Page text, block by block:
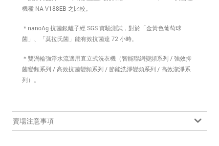
機種 NA-V188EB 之比較。
＊nanoAg 抗菌銀離子經 SGS 實驗測試，對於「金黃色葡萄球
菌」、「莫拉氏菌」能有效抗菌達 72 小時。
＊雙渦輪強淨水流適用直立式洗衣機（智能聯網變頻系列 / 強效抑
菌變頻系列 / 高效抗菌變頻系列 / 節能洗淨變頻系列 / 高效潔淨系
列）。
賣場注意事項